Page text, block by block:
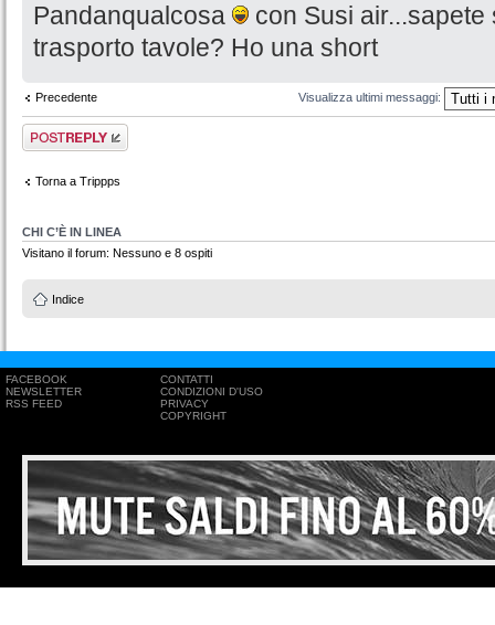
Pandanqualcosa
con Susi
trasporto tavole? Ho una short
Precedente Visualizza ultimi messaggi:
Rispondi al
messaggio
Torna a Trippps
CHI C’È IN LINEA
Visitano il forum: Nessuno e 8 ospiti
Indice
FACEBOOK
NEWSLETTER
RSS FEED
CONTATTI
CONDIZIONI D'USO
PRIVACY
COPYRIGHT